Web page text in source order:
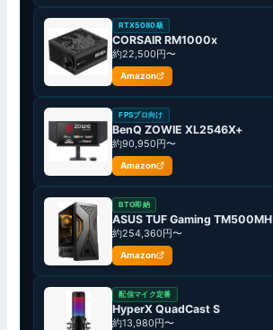
RTX5080級
CORSAIR RM1000x
約22,500円〜
Amazon
FPSプロ向け
BenQ ZOWIE XL2546X+
約90,950円〜
Amazon
BTO即納
ASUS TUF Gaming TM500MH
約254,360円〜
Amazon
配信マイク定番
HyperX QuadCast S
約13,980円〜